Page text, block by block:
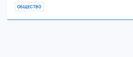
ОБЩЕСТВО